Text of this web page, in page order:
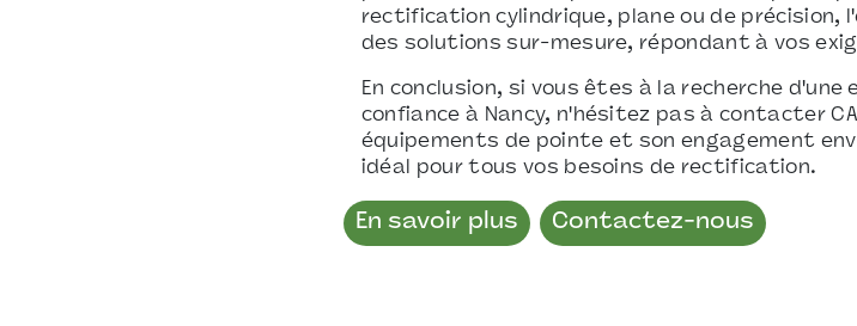
rectification cylindrique, plane ou de précision,
des solutions sur-mesure, répondant à vos
En conclusion, si vous êtes à la recherche
confiance à Nancy, n'hésitez pas à contacter
équipements de pointe et son engagement
idéal pour tous vos besoins de rectification.
En savoir plus Contactez-nous